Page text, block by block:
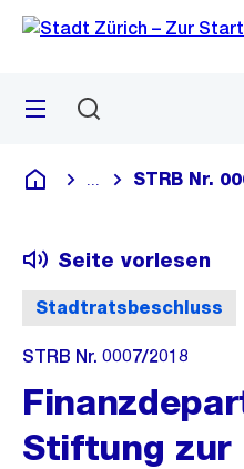
Navigation
Sprunglink
Menü
Deutsch
Blende alle
STRB Nr.
Stadtratsbeschluss
Seite vorlesen
STRB Nr. 0007/2018
Stiftung zur